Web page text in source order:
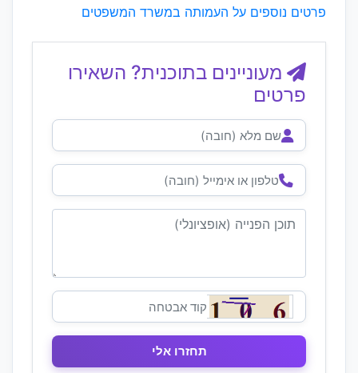
פרטים נוספים על העמותה במשרד המשפטים
מעוניינים בתוכנית? השאירו
פרטים